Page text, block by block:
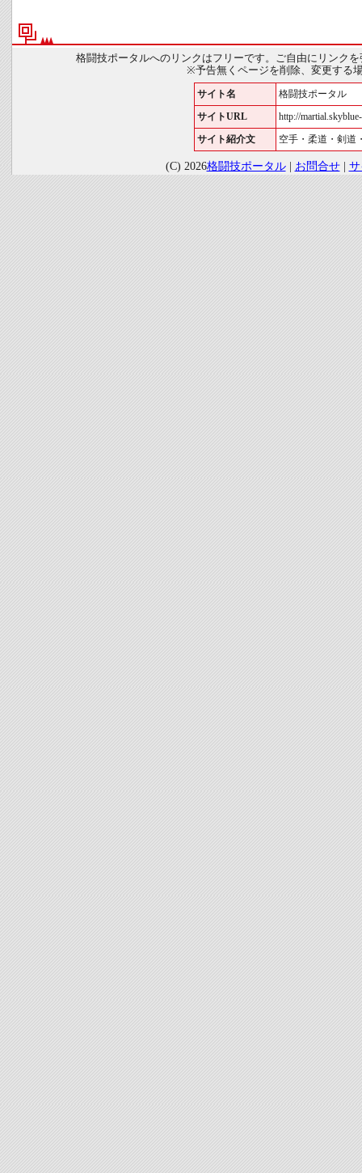
格闘技ポータルへのリンクはフリーです。ご自由にリンク
※予告無くページを削除、変更する
サイト名 格闘技ポータル
サイトURL http://
サイト紹介文 空手・柔道・剣道
(C) 2026格闘技ポータル| お問合せ|